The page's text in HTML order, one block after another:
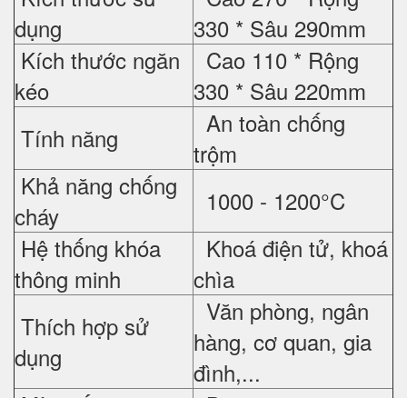
dụng
330 * Sâu 290mm
Kích thước ngăn
kéo
Cao 110 * Rộng
330 * Sâu 220mm
Tính năng
An toàn chống
trộm
Khả năng chống
cháy
1000 - 1200°C
Hệ thống khóa
thông minh
Khoá điện tử, khoá
chìa
Thích hợp sử
dụng
Văn phòng, ngân
hàng, cơ quan, gia
đình,...